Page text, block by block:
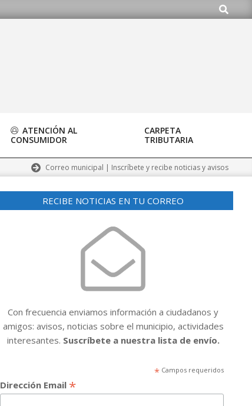
Buscar
ATENCIÓN AL
CONSUMIDOR
CARPETA
TRIBUTARIA
Correo municipal | Inscríbete y recibe noticias y avisos
RECIBE NOTICIAS EN TU CORREO
Con frecuencia enviamos información a ciudadanos y
amigos: avisos, noticias sobre el municipio, actividades
interesantes. Suscríbete a nuestra lista de envío.
* Campos requeridos
Dirección Email *